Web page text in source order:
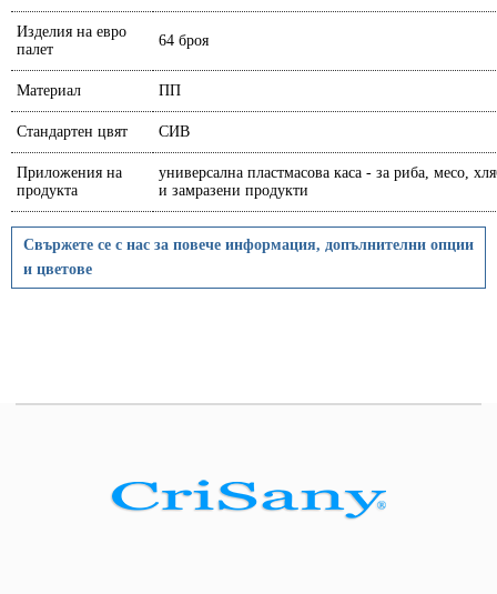
Изделия на евро
палет
64 броя
Материал ПП
Стандартен цвят СИВ
Приложения на
продукта
универсална пластмасова каса - за риба, месо,
и замразени продукти
Свържете се с нас за повече информация, допълнителни опции
и цветове